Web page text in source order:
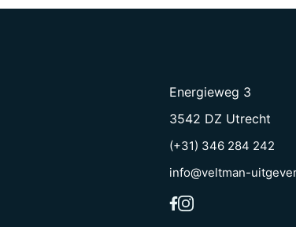
Energieweg 3
3542 DZ Utrecht
(+31) 346 284 242
info@veltman-